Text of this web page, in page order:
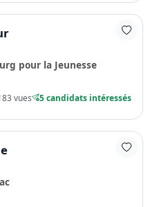
pour la Jeunesse
vues 5 candidats intéressés